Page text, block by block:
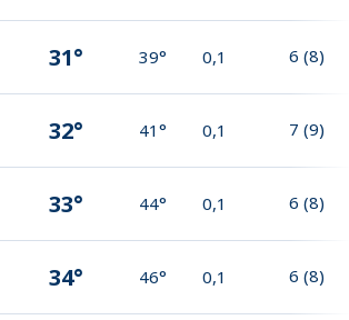
31° 39° 0,1 6 (8)
32° 41° 0,1 7 (9)
33° 44° 0,1 6 (8)
34° 46° 0,1 6 (8)